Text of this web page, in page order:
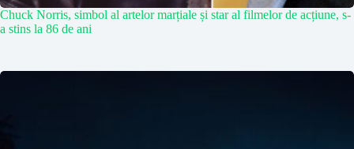
Chuck Norris, simbol al artelor marțiale și star al filmelor de acțiune, s-
a stins la 86 de ani